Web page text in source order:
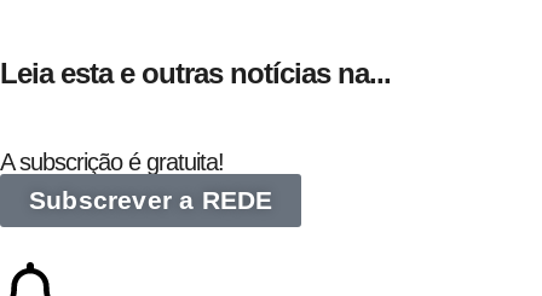
Leia esta e outras notícias na...
A subscrição é gratuita!
Subscrever a REDE